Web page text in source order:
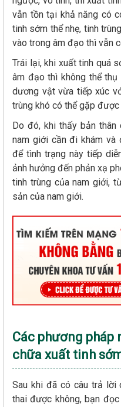
vẫn tồn tại khả năng có
tinh sớm thể nhẹ, tinh
vào trong âm đạo thì vẫn
Trái lại, khi xuất tinh quá
âm đạo thì không thể
dương vật vừa tiếp xúc
trùng khó có thể gặp
Do đó, khi thấy bản
nam giới cần đi khám và
để tình trạng này tiếp
ảnh hưởng đến phản xạ
tinh trùng của nam giới,
sản của nam giới.
Các phương
chữa xuất tinh
Sau khi đã có câu trả lời
thai được không, bạn